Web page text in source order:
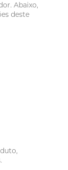
Abaixo,
deste